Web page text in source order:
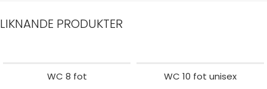
LIKNANDE PRODUKTER
WC 8 fot WC 10 fot unisex